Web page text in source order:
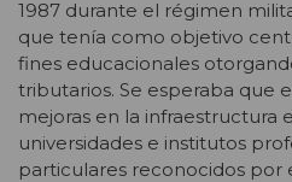
1987 durante el régimen
que tenía como objetivo
fines educacionales
tributarios. Se esperaba que
mejoras en la infraestructura
universidades e institutos
particulares reconocidos por